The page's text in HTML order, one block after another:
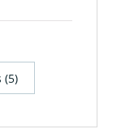
(5)